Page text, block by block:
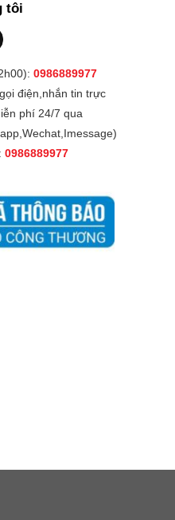
tôi
0986889977
điện,nhắn tin trực
phí 24/7 qua
0986889977